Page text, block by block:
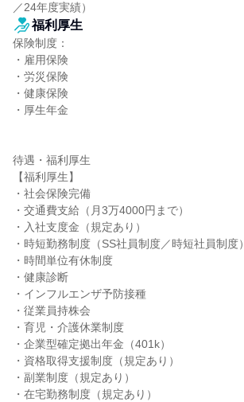
／24年度実績）
福利厚生
保険制度：
・雇用保険
・労災保険
・健康保険
・厚生年金
待遇・福利厚生
【福利厚生】
・社会保険完備
・交通費支給（月3万4000円まで）
・入社支度金（規定あり）
・時短勤務制度（SS社員制度／時短社員制度）
・時間単位有休制度
・健康診断
・インフルエンザ予防接種
・従業員持株会
・育児・介護休業制度
・企業型確定拠出年金（401k）
・資格取得支援制度（規定あり）
・副業制度（規定あり）
・在宅勤務制度（規定あり）